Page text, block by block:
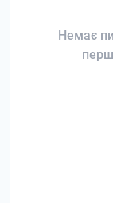
Немає